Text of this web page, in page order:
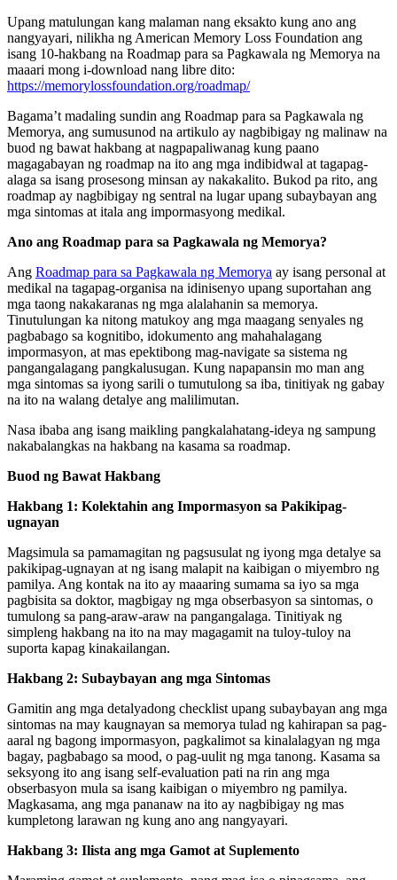
Upang matulungan kang malaman nang eksakto kung ano ang
nangyayari, nilikha ng American Memory Loss Foundation ang
isang 10-hakbang na Roadmap para sa Pagkawala ng Memorya na
maaari mong i-download nang libre dito:
https://memorylossfoundation.org/roadmap/
Bagama’t madaling sundin ang Roadmap para sa Pagkawala ng
Memorya, ang sumusunod na artikulo ay nagbibigay ng malinaw na
buod ng bawat hakbang at nagpapaliwanag kung paano
magagabayan ng roadmap na ito ang mga indibidwal at tagapag-
alaga sa isang prosesong minsan ay nakakalito. Bukod pa rito, ang
roadmap ay nagbibigay ng sentral na lugar upang subaybayan ang
mga sintomas at itala ang impormasyong medikal.
Ano ang Roadmap para sa Pagkawala ng Memorya?
Ang Roadmap para sa Pagkawala ng Memorya ay isang personal at
medikal na tagapag-organisa na idinisenyo upang suportahan ang
mga taong nakakaranas ng mga alalahanin sa memorya.
Tinutulungan ka nitong matukoy ang mga maagang senyales ng
pagbabago sa kognitibo, idokumento ang mahahalagang
impormasyon, at mas epektibong mag-navigate sa sistema ng
pangangalagang pangkalusugan. Kung napapansin mo man ang
mga sintomas sa iyong sarili o tumutulong sa iba, tinitiyak ng gabay
na ito na walang detalye ang malilimutan.
Nasa ibaba ang isang maikling pangkalahatang-ideya ng sampung
nakabalangkas na hakbang na kasama sa roadmap.
Buod ng Bawat Hakbang
Hakbang 1: Kolektahin ang Impormasyon sa Pakikipag-
ugnayan
Magsimula sa pamamagitan ng pagsusulat ng iyong mga detalye sa
pakikipag-ugnayan at ng isang malapit na kaibigan o miyembro ng
pamilya. Ang kontak na ito ay maaaring sumama sa iyo sa mga
pagbisita sa doktor, magbigay ng mga obserbasyon sa sintomas, o
tumulong sa pang-araw-araw na pangangalaga. Tinitiyak ng
simpleng hakbang na ito na may magagamit na tuloy-tuloy na
suporta kapag kinakailangan.
Hakbang 2: Subaybayan ang mga Sintomas
Gamitin ang mga detalyadong checklist upang subaybayan ang mga
sintomas na may kaugnayan sa memorya tulad ng kahirapan sa pag-
aaral ng bagong impormasyon, pagkalimot sa kinalalagyan ng mga
bagay, pagbabago sa mood, o pag-uulit ng mga tanong. Kasama sa
seksyong ito ang isang self-evaluation pati na rin ang mga
obserbasyon mula sa isang kaibigan o miyembro ng pamilya.
Magkasama, ang mga pananaw na ito ay nagbibigay ng mas
kumpletong larawan ng kung ano ang nangyayari.
Hakbang 3: Ilista ang mga Gamot at Suplemento